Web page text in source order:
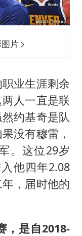
片
业生涯剩余
人一直是联
约基奇是队
没有穆雷，
。这位29岁
他四年2.08
，届时他的
，是自2018-